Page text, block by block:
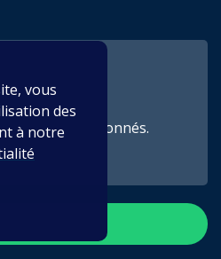
vous
des
à notreaux abonnés.